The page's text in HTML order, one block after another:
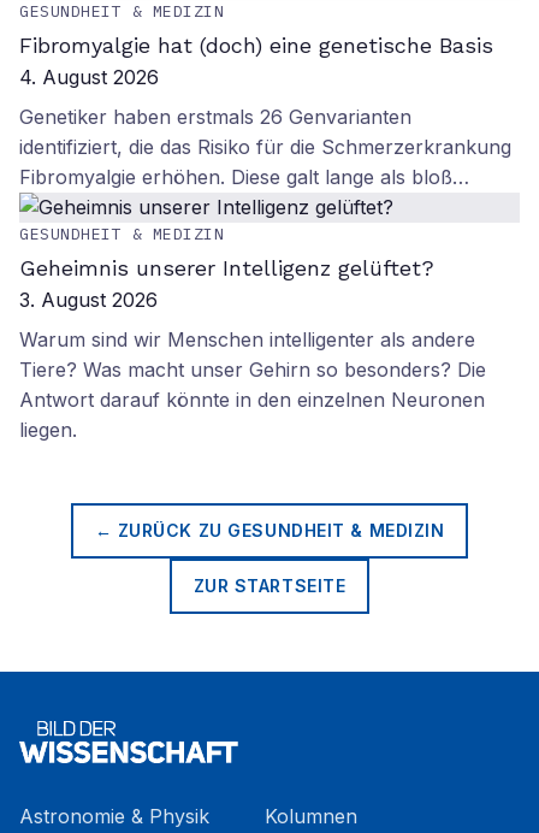
GESUNDHEIT & MEDIZIN
Fibromyalgie hat (doch) eine genetische Basis
4. August 2026
Genetiker haben erstmals 26 Genvarianten
identifiziert, die das Risiko für die Schmerzerkrankung
Fibromyalgie erhöhen. Diese galt lange als bloß…
GESUNDHEIT & MEDIZIN
Geheimnis unserer Intelligenz gelüftet?
3. August 2026
Warum sind wir Menschen intelligenter als andere
Tiere? Was macht unser Gehirn so besonders? Die
Antwort darauf könnte in den einzelnen Neuronen
liegen.
← ZURÜCK ZU GESUNDHEIT & MEDIZIN
ZUR STARTSEITE
Astronomie & Physik
Kolumnen